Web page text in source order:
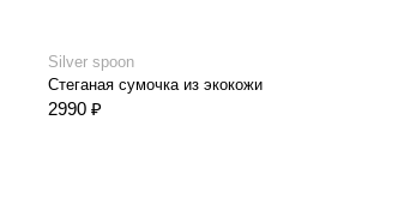
Silver spoon
Стеганая сумочка из экокожи
2990 ₽